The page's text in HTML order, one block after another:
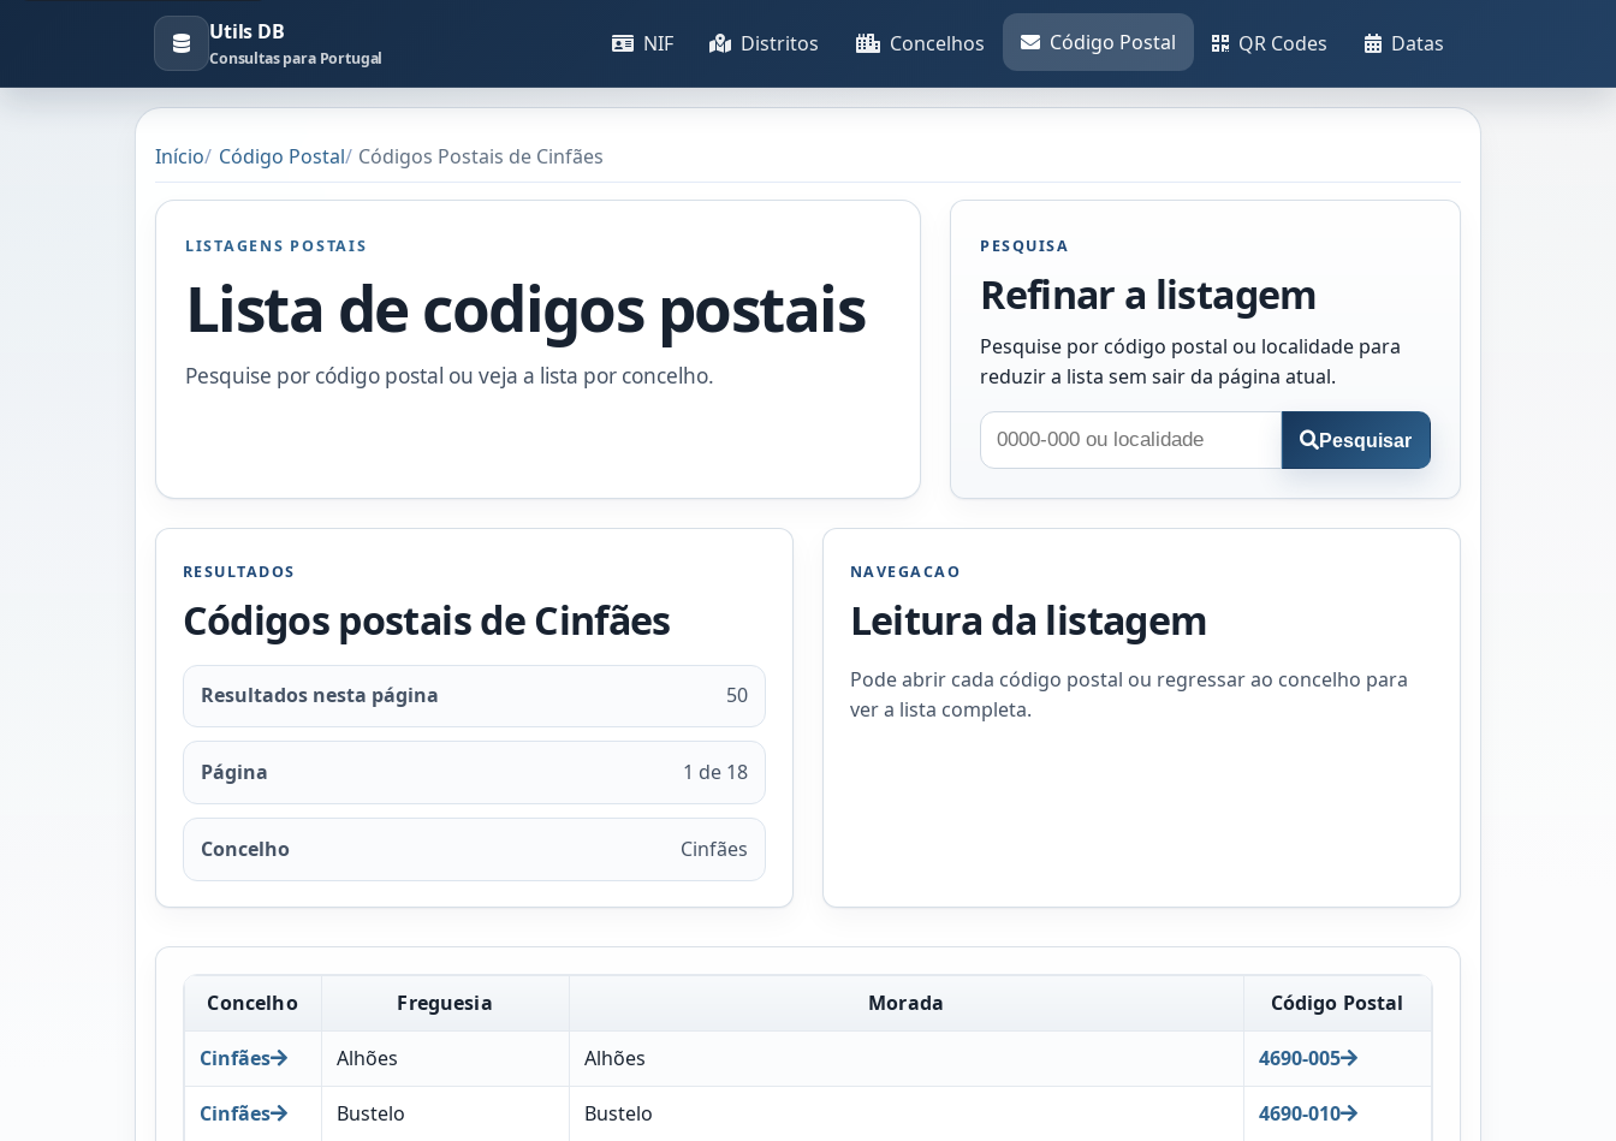
Utils DB
Consultas para Portugal
NIF Distritos Concelhos Código Postal QR Codes Datas
Início Código Postal Códigos Postais de Cinfães
LISTAGENS POSTAIS
Lista de codigos postais
Pesquise por código postal ou veja a lista por concelho.
PESQUISA
Refinar a listagem
Pesquise por código postal ou localidade para
reduzir a lista sem sair da página atual.
Pesquisar
RESULTADOS
Códigos postais de Cinfães
Resultados nesta página 50
Página 1 de 18
Concelho Cinfães
NAVEGACAO
Leitura da listagem
Pode abrir cada código postal ou regressar ao concelho para
ver a lista completa.
Concelho Freguesia Morada Código Postal
Cinfães Alhões Alhões 4690-005
Cinfães Bustelo Bustelo 4690-010